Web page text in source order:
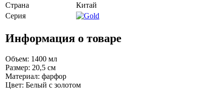
Страна
Китай
Серия
Информация о товаре
Объем: 1400 мл
Размер: 20,5 см
Материал: фарфор
Цвет: Белый с золотом